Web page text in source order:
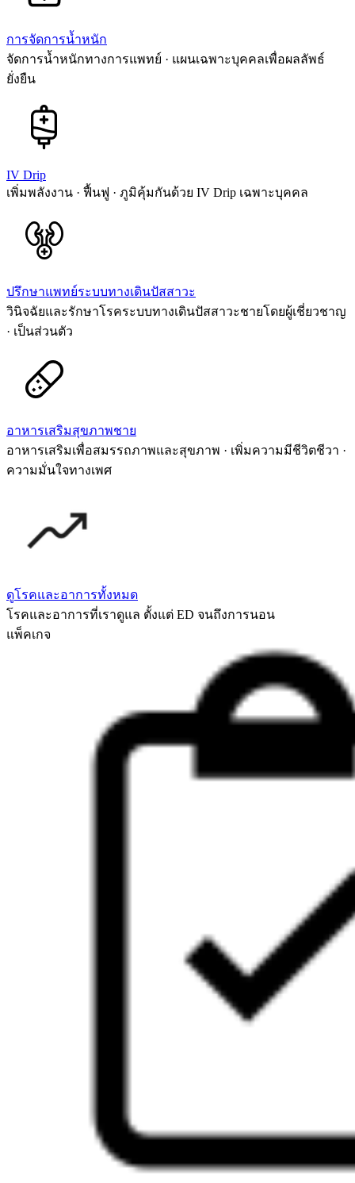
การจัดการน้ำหนัก
จัดการน้ำหนักทางการแพทย์ · แผนเฉพาะบุคคลเพื่อผลลัพธ์
ยั่งยืน
IV Drip
เพิ่มพลังงาน · ฟื้นฟู · ภูมิคุ้มกันด้วย IV Drip เฉพาะบุคคล
ปรึกษาแพทย์ระบบทางเดินปัสสาวะ
วินิจฉัยและรักษาโรคระบบทางเดินปัสสาวะชายโดยผู้เชี่ยวชาญ
· เป็นส่วนตัว
อาหารเสริมสุขภาพชาย
อาหารเสริมเพื่อสมรรถภาพและสุขภาพ · เพิ่มความมีชีวิตชีวา ·
ความมั่นใจทางเพศ
ดูโรคและอาการทั้งหมด
โรคและอาการที่เราดูแล ตั้งแต่ ED จนถึงการนอน
แพ็คเกจ